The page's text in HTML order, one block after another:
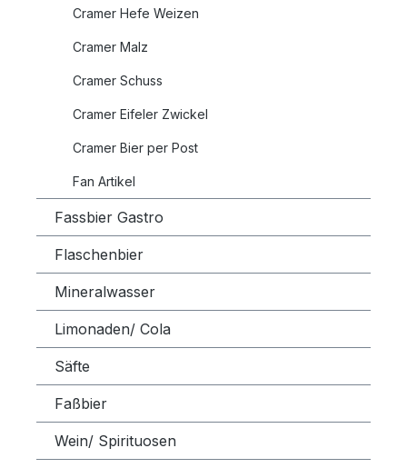
Cramer Hefe Weizen
Cramer Malz
Cramer Schuss
Cramer Eifeler Zwickel
Cramer Bier per Post
Fan Artikel
Fassbier Gastro
Flaschenbier
Mineralwasser
Limonaden/ Cola
Säfte
Faßbier
Wein/ Spirituosen